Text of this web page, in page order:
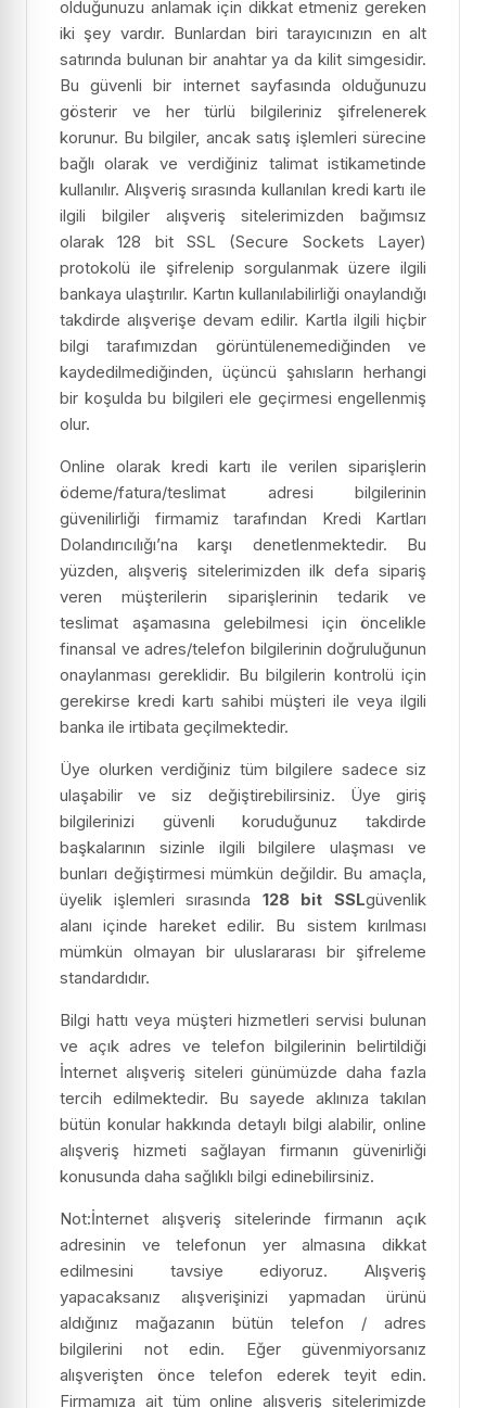
olduğunuzu anlamak için dikkat etmeniz gereken
iki şey vardır. Bunlardan biri tarayıcınızın en alt
satırında bulunan bir anahtar ya da kilit simgesidir.
Bu güvenli bir internet sayfasında olduğunuzu
gösterir ve her türlü bilgileriniz şifrelenerek
korunur. Bu bilgiler, ancak satış işlemleri sürecine
bağlı olarak ve verdiğiniz talimat istikametinde
kullanılır. Alışveriş sırasında kullanılan kredi kartı ile
ilgili bilgiler alışveriş sitelerimizden bağımsız
olarak 128 bit SSL (Secure Sockets Layer)
protokolü ile şifrelenip sorgulanmak üzere ilgili
bankaya ulaştırılır. Kartın kullanılabilirliği onaylandığı
takdirde alışverişe devam edilir. Kartla ilgili hiçbir
bilgi tarafımızdan görüntülenemediğinden ve
kaydedilmediğinden, üçüncü şahısların herhangi
bir koşulda bu bilgileri ele geçirmesi engellenmiş
olur.
Online olarak kredi kartı ile verilen siparişlerin
ödeme/fatura/teslimat adresi bilgilerinin
güvenilirliği firmamiz tarafından Kredi Kartları
Dolandırıcılığı’na karşı denetlenmektedir. Bu
yüzden, alışveriş sitelerimizden ilk defa sipariş
veren müşterilerin siparişlerinin tedarik ve
teslimat aşamasına gelebilmesi için öncelikle
finansal ve adres/telefon bilgilerinin doğruluğunun
onaylanması gereklidir. Bu bilgilerin kontrolü için
gerekirse kredi kartı sahibi müşteri ile veya ilgili
banka ile irtibata geçilmektedir.
Üye olurken verdiğiniz tüm bilgilere sadece siz
ulaşabilir ve siz değiştirebilirsiniz. Üye giriş
bilgilerinizi güvenli koruduğunuz takdirde
başkalarının sizinle ilgili bilgilere ulaşması ve
bunları değiştirmesi mümkün değildir. Bu amaçla,
üyelik işlemleri sırasında 128 bit SSLgüvenlik
alanı içinde hareket edilir. Bu sistem kırılması
mümkün olmayan bir uluslararası bir şifreleme
standardıdır.
Bilgi hattı veya müşteri hizmetleri servisi bulunan
ve açık adres ve telefon bilgilerinin belirtildiği
İnternet alışveriş siteleri günümüzde daha fazla
tercih edilmektedir. Bu sayede aklınıza takılan
bütün konular hakkında detaylı bilgi alabilir, online
alışveriş hizmeti sağlayan firmanın güvenirliği
konusunda daha sağlıklı bilgi edinebilirsiniz.
Not:İnternet alışveriş sitelerinde firmanın açık
adresinin ve telefonun yer almasına dikkat
edilmesini tavsiye ediyoruz. Alışveriş
yapacaksanız alışverişinizi yapmadan ürünü
aldığınız mağazanın bütün telefon / adres
bilgilerini not edin. Eğer güvenmiyorsanız
alışverişten önce telefon ederek teyit edin.
Firmamıza ait tüm online alışveriş sitelerimizde